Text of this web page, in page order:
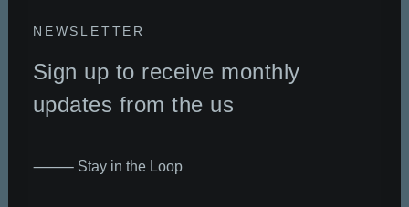
NEWSLETTER
Sign up to receive monthly
updates from the us
⸻ Stay in the Loop